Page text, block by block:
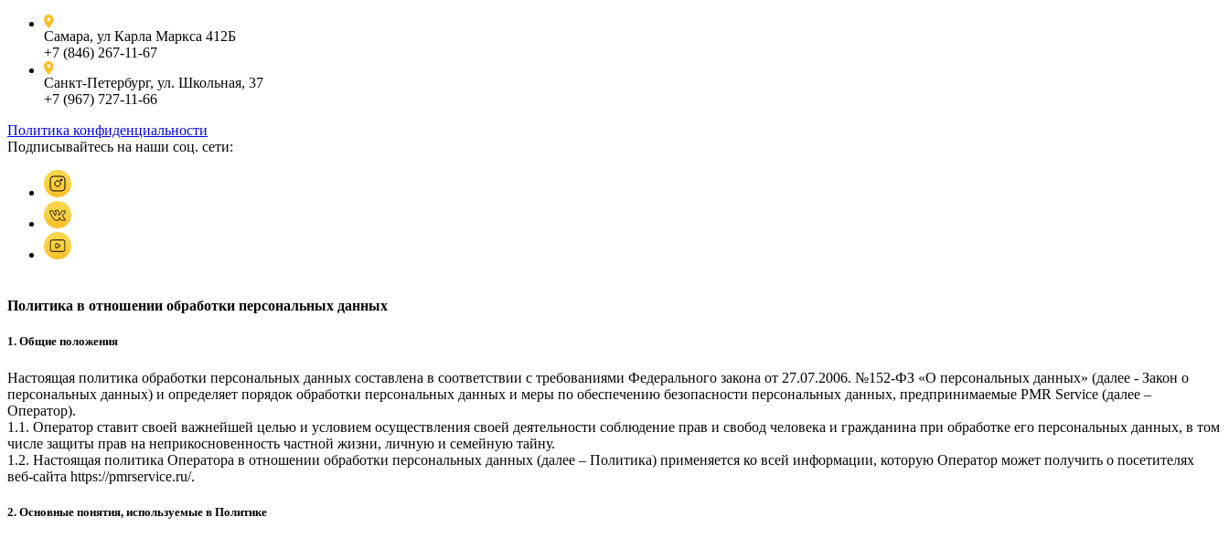
Самара, ул Карла Маркса 412Б
+7 (846) 267-11-67
Санкт-Петербург, ул. Школьная, 37
+7 (967) 727-11-66
Политика конфиденциальности
Подписывайтесь на наши соц. сети:
Политика в отношении обработки персональных данных
1. Общие положения
Настоящая политика обработки персональных данных составлена в соответствии с требованиями Федерального закона от 27.07.2006. №152-ФЗ «О персональных данных» (далее - Закон о
персональных данных) и определяет порядок обработки персональных данных и меры по обеспечению безопасности персональных данных, предпринимаемые PMR Service (далее –
Оператор).
1.1. Оператор ставит своей важнейшей целью и условием осуществления своей деятельности соблюдение прав и свобод человека и гражданина при обработке его персональных данных, в том
числе защиты прав на неприкосновенность частной жизни, личную и семейную тайну.
1.2. Настоящая политика Оператора в отношении обработки персональных данных (далее – Политика) применяется ко всей информации, которую Оператор может получить о посетителях
веб-сайта https://pmrservice.ru/.
2. Основные понятия, используемые в Политике